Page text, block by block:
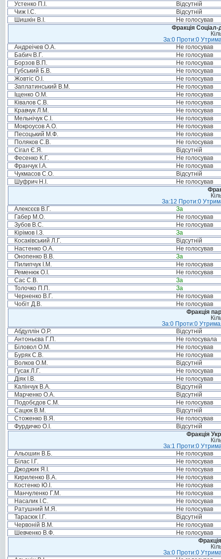
Устенко П.І.
Відсутній
Чиж І.С.
Відсутній
Шишкін В.І.
Не голосував
Фракція Соціал-
За:0 Проти:0
Андреічев О.А.
Не голосував
Бабич В.Г.
Не голосував
Борзов В.П.
Не голосував
Губський Б.В.
Не голосував
Жовтіс О.І.
Не голосував
Заплатинський В.М.
Не голосував
Іщенко О.М.
Не голосував
Ківалов С.В.
Не голосував
Кравчук Л.М.
Не голосував
Мельнічук С.І.
Не голосував
Мокроусов А.О.
Не голосував
Песоцький М.Ф.
Не голосував
Поляков С.В.
Не голосував
Сігал Є.Я.
Відсутній
Фесенко К.Г.
Не голосував
Франчук І.А.
Не голосував
Чукмасов С.О.
Відсутній
Шуфрич Н.І.
Не голосував
За:12 Проти:0
Алексєєв В.Г.
За
Габер М.О.
Не голосував
Зубов В.С.
Не голосував
Кірімов І.З.
За
Косаківський Л.Г.
Відсутній
Настенко О.А.
Не голосував
Онопенко В.В.
За
Пилипчук І.М.
Не голосував
Ременюк О.І.
Не голосував
Сас С.В.
За
Толочко П.П.
За
Черненко В.Г.
Не голосував
Чобіт Д.В.
Не голосував
Фракція
За:0 Проти:0
Абдуллін О.Р.
Відсутній
Антоньєва Г.П.
Не голосувала
Біловол О.М.
Не голосував
Буряк С.В.
Не голосував
Волков О.М.
Відсутній
Гусак Л.Г.
Не голосував
Діяк І.В.
Не голосував
Калінчук В.А.
Відсутній
Марченко О.А.
Відсутній
Подобєдов С.М.
Не голосував
Сацюк В.М.
Відсутній
Стоженко В.Я.
Не голосував
Фурдичко О.І.
Відсутній
Фракція
За:1 Проти:0
Альошин В.Б.
Не голосував
Білас І.Г.
Не голосував
Джоджик Я.І.
Не голосував
Кириленко В.А.
Не голосував
Костенко Ю.І.
Не голосував
Манчуленко Г.М.
Не голосував
Насалик І.С.
Не голосував
Ратушний М.Я.
Не голосував
Тарасюк І.Г.
Відсутній
Червоній В.М.
Не голосував
Шевченко В.Ф.
Не голосував
За:0 Проти:0